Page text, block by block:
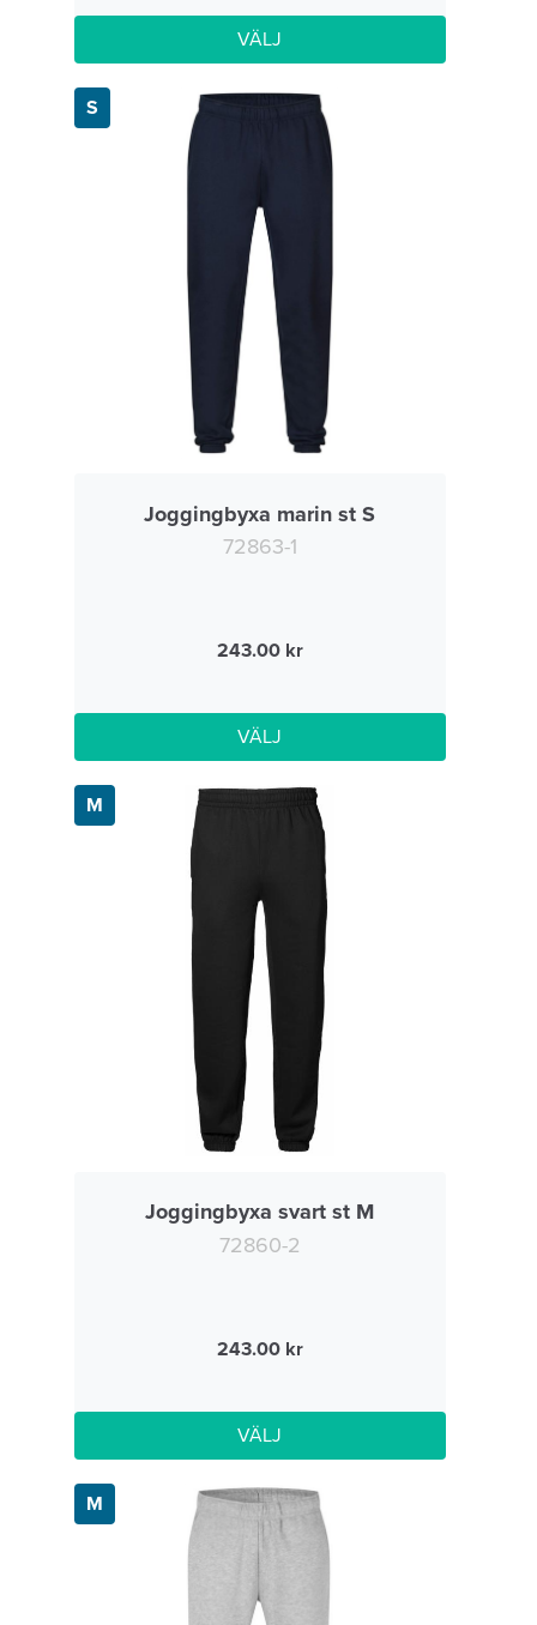
VÄLJ
S
Joggingbyxa marin st S
72863-1
243.00
VÄLJ
M
Joggingbyxa svart st M
72860-2
243.00
VÄLJ
M